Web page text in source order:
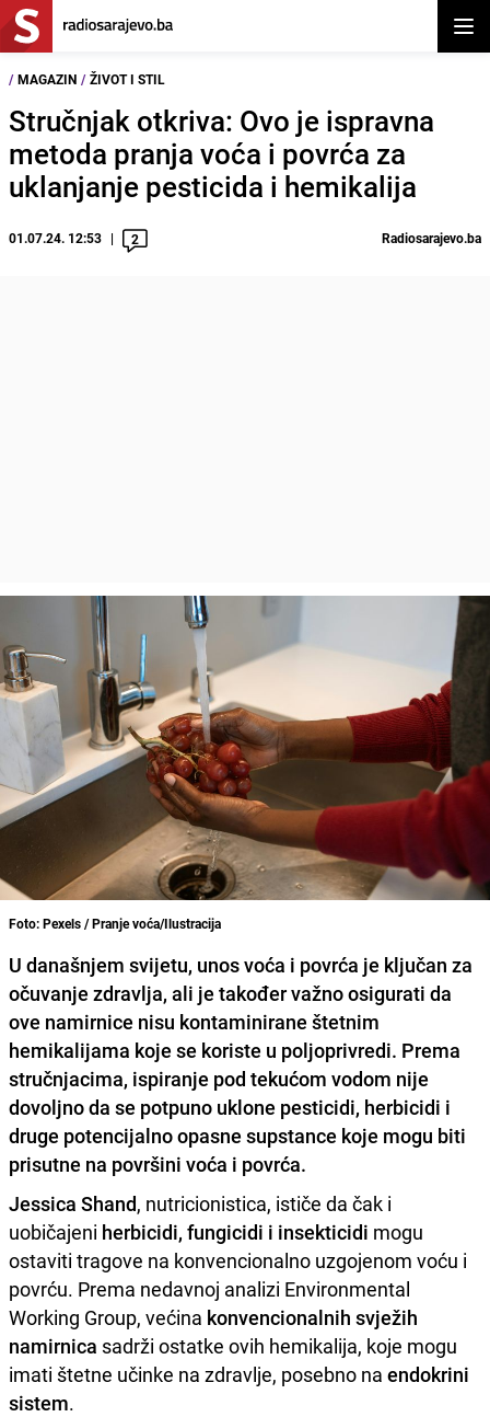
/ MAGAZIN / ŽIVOT I STIL
Stručnjak otkriva: Ovo je ispravna
metoda pranja voća i povrća za
uklanjanje pesticida i hemikalija
01.07.24. 12:53 2 Radiosarajevo.ba
Foto: Pexels / Pranje voća/Ilustracija
U današnjem svijetu, unos voća i povrća je ključan za
očuvanje zdravlja, ali je također važno osigurati da
ove namirnice nisu kontaminirane štetnim
hemikalijama koje se koriste u poljoprivredi. Prema
stručnjacima, ispiranje pod tekućom vodom nije
dovoljno da se potpuno uklone pesticidi, herbicidi i
druge potencijalno opasne supstance koje mogu biti
prisutne na površini voća i povrća.
Jessica Shand, nutricionistica, ističe da čak i
uobičajeni herbicidi, fungicidi i insekticidi mogu
ostaviti tragove na konvencionalno uzgojenom voću i
povrću. Prema nedavnoj analizi Environmental
Working Group, većina konvencionalnih svježih
namirnica sadrži ostatke ovih hemikalija, koje mogu
imati štetne učinke na zdravlje, posebno na endokrini
sistem.